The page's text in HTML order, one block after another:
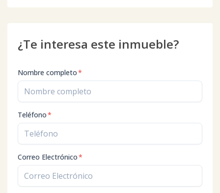
¿Te interesa este inmueble?
Nombre completo*
Teléfono*
Correo Electrónico*